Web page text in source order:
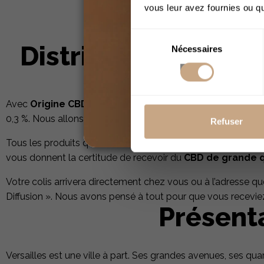
vous leur avez fournies ou
consentement
Nécessaires
Refuser
Distribution De
Avec Origine CBD , trouver du CBD légal à Versailles est
0,3 %. Nous allons même plus loin. Nous vous proposons
Tous les produits que nous vous proposons sont
vous donnent la certitude de recevoir du CBD de grande
Votre colis arrivera directement chez vous ou à l’adresse
Diffusion ». Nous avons pensé à tout pour que vous
Versailles est une ville à part. Ses grandes avenues, ses